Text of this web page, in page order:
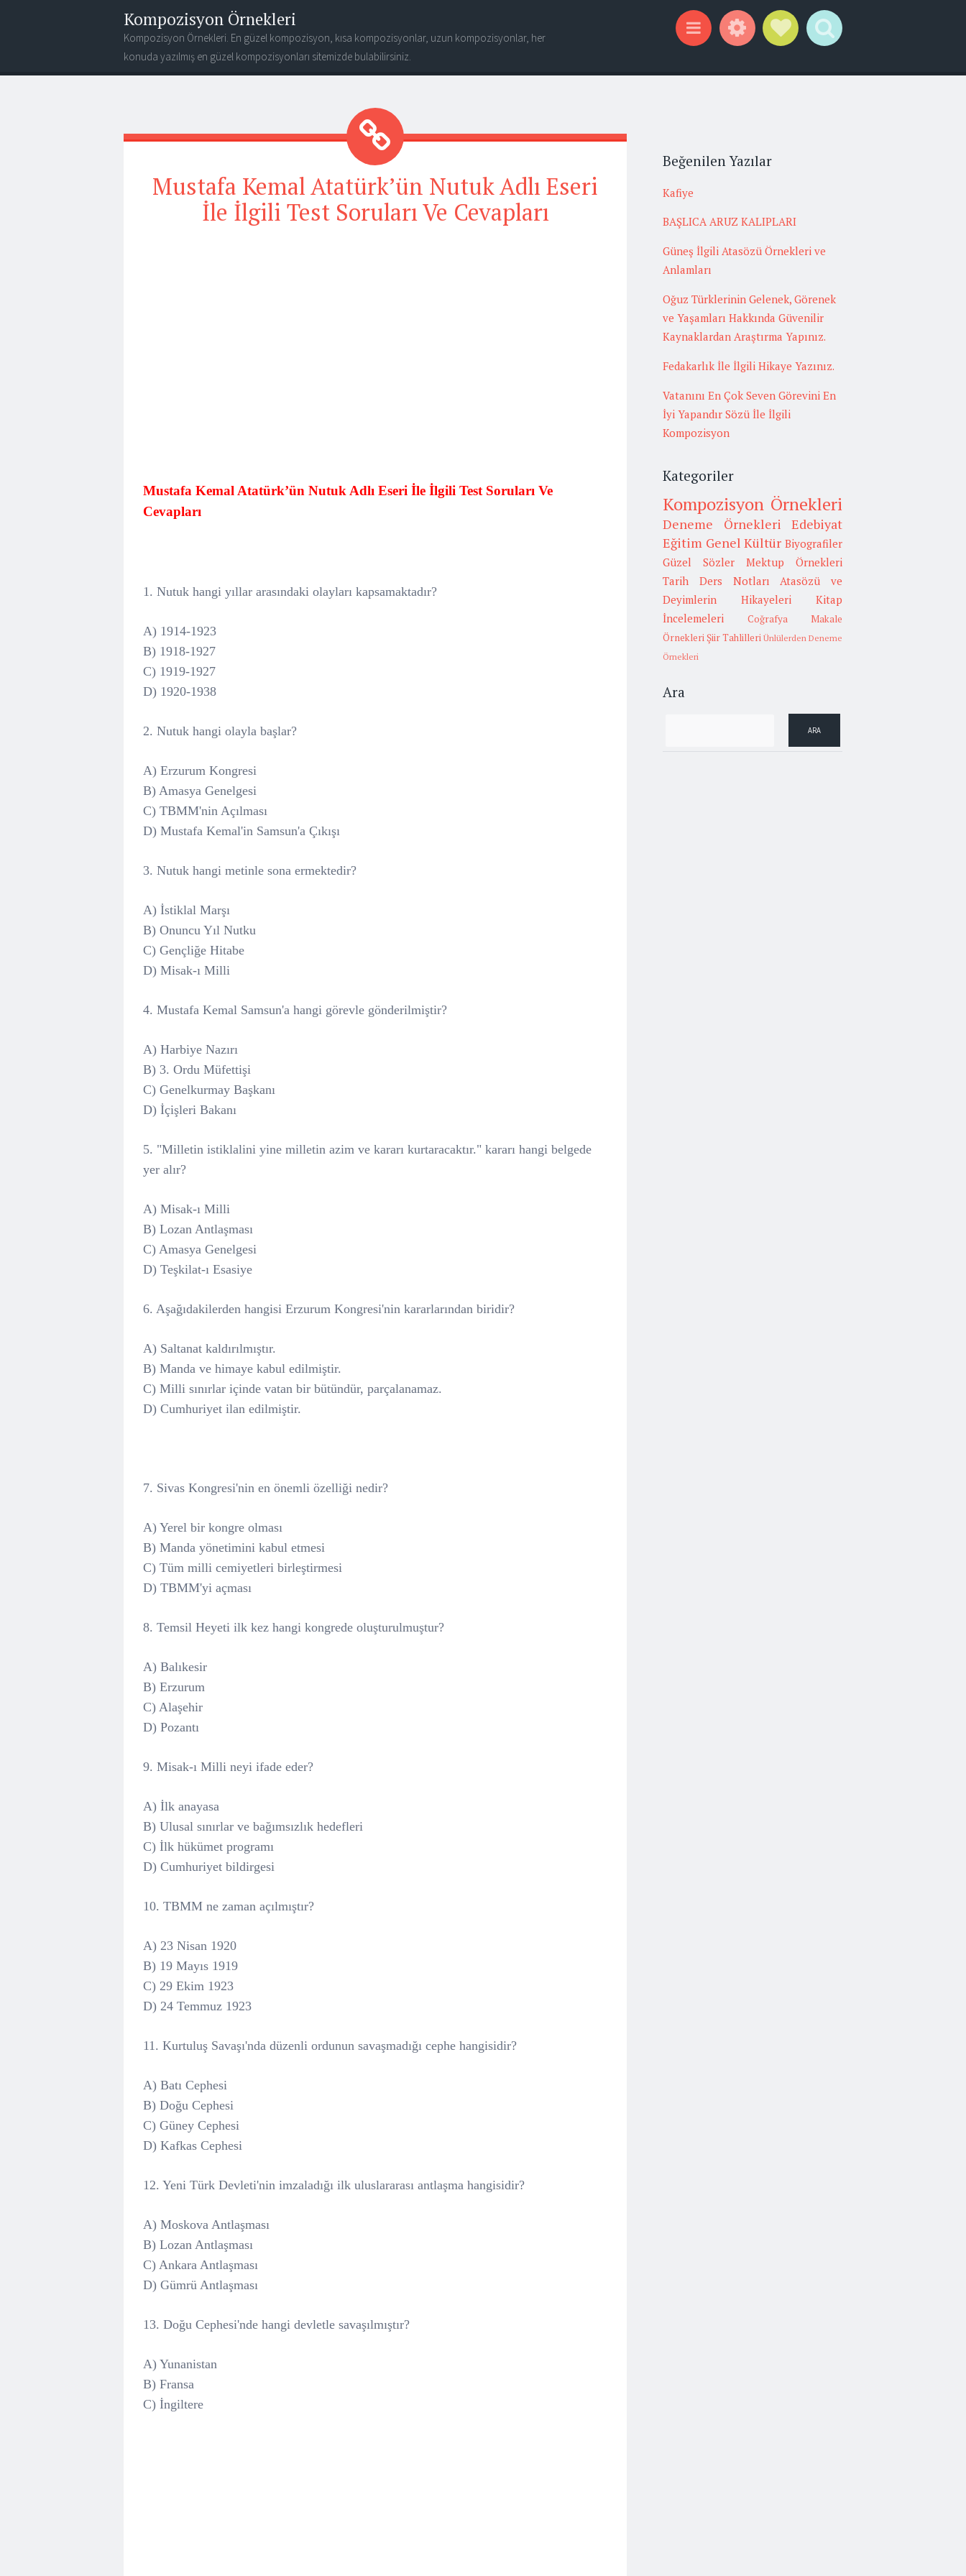
Kompozisyon Örnekleri
Kompozisyon Örnekleri. En güzel kompozisyon, kısa kompozisyonlar, uzun kompozisyonlar, her
konuda yazılmış en güzel kompozisyonları sitemizde bulabilirsiniz.
Mustafa Kemal Atatürk’ün Nutuk Adlı Eseri
İle İlgili Test Soruları Ve Cevapları
Mustafa Kemal Atatürk’ün Nutuk Adlı Eseri İle İlgili Test Soruları Ve
Cevapları
1. Nutuk hangi yıllar arasındaki olayları kapsamaktadır?
A) 1914-1923
B) 1918-1927
C) 1919-1927
D) 1920-1938
2. Nutuk hangi olayla başlar?
A) Erzurum Kongresi
B) Amasya Genelgesi
C) TBMM'nin Açılması
D) Mustafa Kemal'in Samsun'a Çıkışı
3. Nutuk hangi metinle sona ermektedir?
A) İstiklal Marşı
B) Onuncu Yıl Nutku
C) Gençliğe Hitabe
D) Misak-ı Milli
4. Mustafa Kemal Samsun'a hangi görevle gönderilmiştir?
A) Harbiye Nazırı
B) 3. Ordu Müfettişi
C) Genelkurmay Başkanı
D) İçişleri Bakanı
5. "Milletin istiklalini yine milletin azim ve kararı kurtaracaktır." kararı hangi belgede
yer alır?
A) Misak-ı Milli
B) Lozan Antlaşması
C) Amasya Genelgesi
D) Teşkilat-ı Esasiye
6. Aşağıdakilerden hangisi Erzurum Kongresi'nin kararlarından biridir?
A) Saltanat kaldırılmıştır.
B) Manda ve himaye kabul edilmiştir.
C) Milli sınırlar içinde vatan bir bütündür, parçalanamaz.
D) Cumhuriyet ilan edilmiştir.
7. Sivas Kongresi'nin en önemli özelliği nedir?
A) Yerel bir kongre olması
B) Manda yönetimini kabul etmesi
C) Tüm milli cemiyetleri birleştirmesi
D) TBMM'yi açması
8. Temsil Heyeti ilk kez hangi kongrede oluşturulmuştur?
A) Balıkesir
B) Erzurum
C) Alaşehir
D) Pozantı
9. Misak-ı Milli neyi ifade eder?
A) İlk anayasa
B) Ulusal sınırlar ve bağımsızlık hedefleri
C) İlk hükümet programı
D) Cumhuriyet bildirgesi
10. TBMM ne zaman açılmıştır?
A) 23 Nisan 1920
B) 19 Mayıs 1919
C) 29 Ekim 1923
D) 24 Temmuz 1923
11. Kurtuluş Savaşı'nda düzenli ordunun savaşmadığı cephe hangisidir?
A) Batı Cephesi
B) Doğu Cephesi
C) Güney Cephesi
D) Kafkas Cephesi
12. Yeni Türk Devleti'nin imzaladığı ilk uluslararası antlaşma hangisidir?
A) Moskova Antlaşması
B) Lozan Antlaşması
C) Ankara Antlaşması
D) Gümrü Antlaşması
13. Doğu Cephesi'nde hangi devletle savaşılmıştır?
A) Yunanistan
B) Fransa
C) İngiltere
Beğenilen Yazılar
Kafiye
BAŞLICA ARUZ KALIPLARI
Güneş İlgili Atasözü Örnekleri ve
Anlamları
Oğuz Türklerinin Gelenek, Görenek
ve Yaşamları Hakkında Güvenilir
Kaynaklardan Araştırma Yapınız.
Fedakarlık İle İlgili Hikaye Yazınız.
Vatanını En Çok Seven Görevini En
İyi Yapandır Sözü İle İlgili
Kompozisyon
Kategoriler
Kompozisyon Örnekleri
Deneme Örnekleri
Edebiyat
Eğitim Genel Kültür Biyografiler
Güzel Sözler
Mektup Örnekleri
Tarih
Ders Notları
Atasözü ve
Deyimlerin Hikayeleri
Kitap
İncelemeleri
Coğrafya
Makale
Örnekleri Şiir Tahlilleri Ünlülerden Deneme
Örnekleri
Ara